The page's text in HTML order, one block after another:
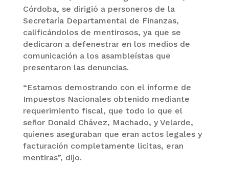
Córdoba, se dirigió a personeros de la
Secretaría Departamental de Finanzas,
calificándolos de mentirosos, ya que se
dedicaron a defenestrar en los medios de
comunicación a los asambleístas que
presentaron las denuncias.
“Estamos demostrando con el informe de
Impuestos Nacionales obtenido mediante
requerimiento fiscal, que todo lo que el
señor Donald Chávez, Machado, y Velarde,
quienes aseguraban que eran actos legales y
facturación completamente licitas, eran
mentiras”, dijo.